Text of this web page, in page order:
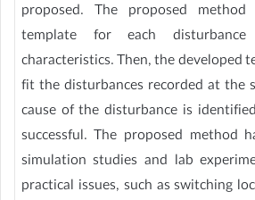
proposed. The proposed
template for each
characteristics. Then, the developed
fit the disturbances recorded at the
cause of the disturbance is
successful. The proposed method
simulation studies and lab
practical issues, such as switching